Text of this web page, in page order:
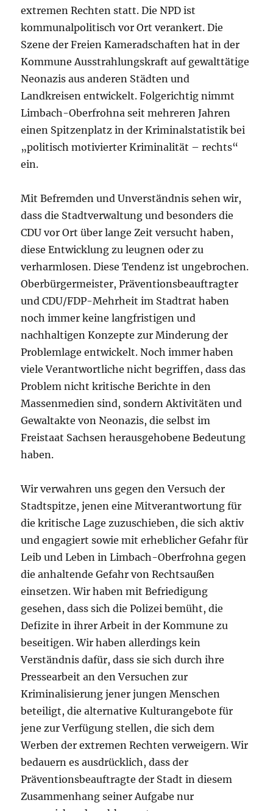
extremen Rechten statt. Die NPD ist
kommunalpolitisch vor Ort verankert. Die
Szene der Freien Kameradschaften hat in der
Kommune Ausstrahlungskraft auf gewalttätige
Neonazis aus anderen Städten und
Landkreisen entwickelt. Folgerichtig nimmt
Limbach-Oberfrohna seit mehreren Jahren
einen Spitzenplatz in der Kriminalstatistik bei
„politisch motivierter Kriminalität – rechts“
ein.
Mit Befremden und Unverständnis sehen wir,
dass die Stadtverwaltung und besonders die
CDU vor Ort über lange Zeit versucht haben,
diese Entwicklung zu leugnen oder zu
verharmlosen. Diese Tendenz ist ungebrochen.
Oberbürgermeister, Präventionsbeauftragter
und CDU/FDP-Mehrheit im Stadtrat haben
noch immer keine langfristigen und
nachhaltigen Konzepte zur Minderung der
Problemlage entwickelt. Noch immer haben
viele Verantwortliche nicht begriffen, dass das
Problem nicht kritische Berichte in den
Massenmedien sind, sondern Aktivitäten und
Gewaltakte von Neonazis, die selbst im
Freistaat Sachsen herausgehobene Bedeutung
haben.
Wir verwahren uns gegen den Versuch der
Stadtspitze, jenen eine Mitverantwortung für
die kritische Lage zuzuschieben, die sich aktiv
und engagiert sowie mit erheblicher Gefahr für
Leib und Leben in Limbach-Oberfrohna gegen
die anhaltende Gefahr von Rechtsaußen
einsetzen. Wir haben mit Befriedigung
gesehen, dass sich die Polizei bemüht, die
Defizite in ihrer Arbeit in der Kommune zu
beseitigen. Wir haben allerdings kein
Verständnis dafür, dass sie sich durch ihre
Pressearbeit an den Versuchen zur
Kriminalisierung jener jungen Menschen
beteiligt, die alternative Kulturangebote für
jene zur Verfügung stellen, die sich dem
Werben der extremen Rechten verweigern. Wir
bedauern es ausdrücklich, dass der
Präventionsbeauftragte der Stadt in diesem
Zusammenhang seiner Aufgabe nur